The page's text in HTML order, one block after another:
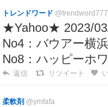
トレンドワード @trendword777
★Yahoo★ 2023/03/
No4：バウアー横
No8：ハッピーホ
返信 リツイート
柔軟剤 @ymfafa